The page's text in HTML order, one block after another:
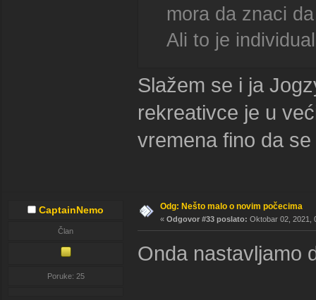
mora da znaci
Ali to je
Slažem se i ja
rekreativce je u
vremena fino da
CaptainNemo
Član
Poruke: 25
Odg: Nešto malo o novim počecima
« Odgovor #33 poslato: Oktobar 02, 2021,
Onda nastavljamo